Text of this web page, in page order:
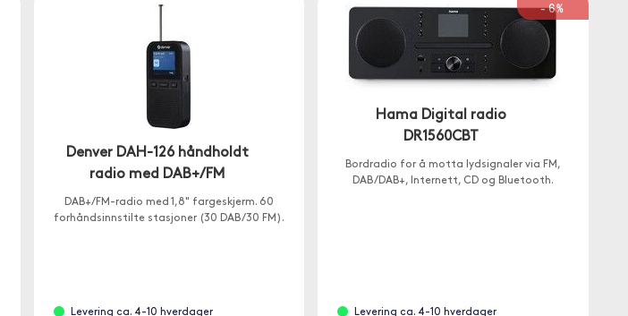
Denver DAH-126 håndholdt
radio med DAB+/FM
DAB+/FM-radio med 1,8" fargeskjerm. 60
forhåndsinnstilte stasjoner (30 DAB/30 FM).
Levering ca. 4-10 hverdager
-6%
Hama Digital radio
DR1560CBT
Bordradio for å motta lydsignaler via FM,
DAB/DAB+, Internett, CD og Bluetooth.
Levering ca. 4-10 hverdager